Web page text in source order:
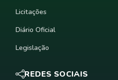
Licitações
Diário Oficial
Legislação
REDES SOCIAIS